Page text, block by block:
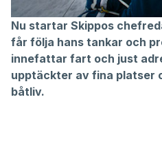
Nu startar Skippos
får följa hans tankar och
innefattar fart och just
upptäckter av fina platser
båtliv.